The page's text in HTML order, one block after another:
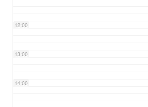
12:00
13:00
14:00